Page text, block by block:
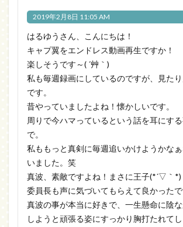
2019年2月8日 11:05 AM
はるゆうさん、こんにちは！
キャプ翼をエンドレス動画再生ですか！
楽しそうです～( ´艸｀)
私も毎週録画にしているのですが、見た
です。
昔やっていましたよね！懐かしいです。
周りで今ハマっているという話を耳にす
で。
私ももっと真剣に毎週追いかけようかな
いました。笑
真波、素敵ですよね！まさに王子(*´▽｀*)
委員長も声に気づいてもらえて良かったで
真波の事が本当に好きで、一生懸命に陰
しようと頑張る姿にすっかり胸打たれてし